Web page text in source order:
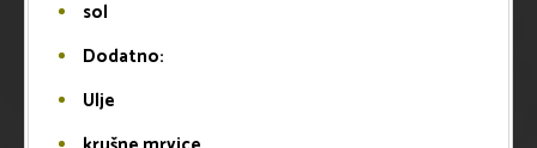
sol
Dodatno:
Ulje